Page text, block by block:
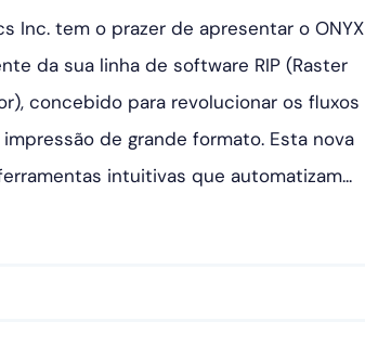
Inc. tem o prazer de apresentar o ONYX
da sua linha de software RIP (Raster
concebido para revolucionar os fluxos
de grande formato. Esta nova
intuitivas que automatizam...